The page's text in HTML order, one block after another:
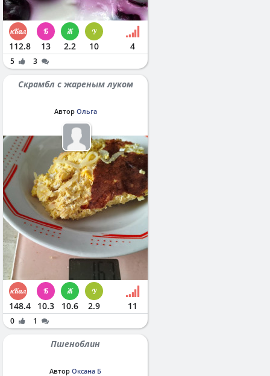
112.8 13 2.2 10 4
5 3
Скрамбл с жареным луком
Автор Ольга
148.4 10.3 10.6 2.9 11
0 1
Пшеноблин
Автор Оксана Б